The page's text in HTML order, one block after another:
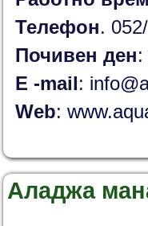
Телефон.
Почивен ден:
E -mail:
Web: www.
Аладжа